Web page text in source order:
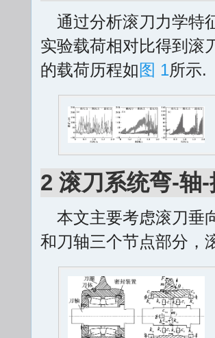
通过分析滚刀力学特
实验载荷相对比得到滚
的载荷历程如图 1所示.
2 滚刀系统弯-轴
本文主要考虑滚刀垂
和刀轴三个节点部分，